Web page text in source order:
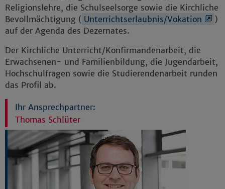
Religionslehre, die Schulseelsorge sowie die Kirchliche
Bevollmächtigung ( Unterrichtserlaubnis/Vokation
)
auf der Agenda des Dezernates.
Der Kirchliche Unterricht/Konfirmandenarbeit, die
Erwachsenen- und Familienbildung, die Jugendarbeit,
Hochschulfragen sowie die Studierendenarbeit runden
das Profil ab.
Ihr Ansprechpartner:
Thomas Schlüter